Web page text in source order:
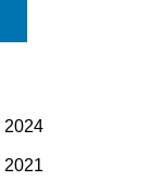
2024
2021